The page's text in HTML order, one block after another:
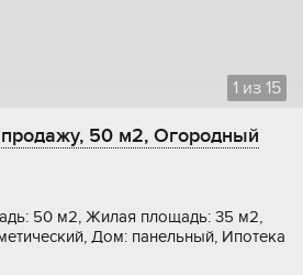
1 из 15
50 м2, Огородный
50 м2, Жилая площадь: 35 м2,
Дом: панельный, Ипотека